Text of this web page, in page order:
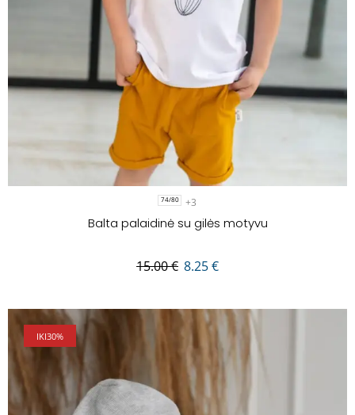
74/80 +3
Balta palaidinė su gilės motyvu
15.00€ 8.25€
IKI30%